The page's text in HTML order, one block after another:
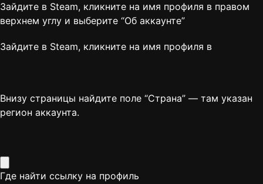
Зайдите в Steam, кликните на имя профиля в правом
верхнем углу и выберите “Об аккаунте”
Зайдите в Steam, кликните на имя профиля в
Внизу страницы найдите поле “Страна” — там указан
регион аккаунта.
Где найти ссылку на профиль